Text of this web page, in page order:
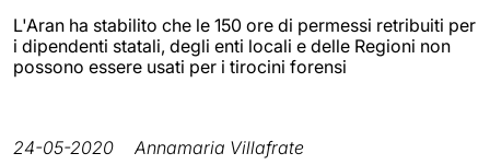
L'Aran ha stabilito che le 150 ore di permessi retribuiti per
i dipendenti statali, degli enti locali e delle Regioni non
possono essere usati per i tirocini forensi
24-05-2020 Annamaria Villafrate